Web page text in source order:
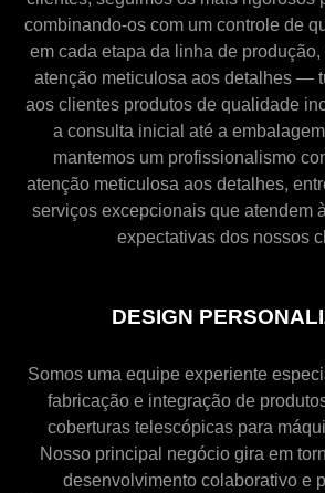
combinando-os com um controle de
em cada etapa da linha de
atenção meticulosa aos detalhes —
aos clientes produtos de qualidade
a consulta inicial até a
mantemos um profissionalismo
atenção meticulosa aos detalhes,
serviços excepcionais que atendem
expectativas dos nossos
DESIGN
Somos uma equipe experiente
fabricação e integração de
coberturas telescópicas para
Nosso principal negócio gira em
desenvolvimento colaborativo e